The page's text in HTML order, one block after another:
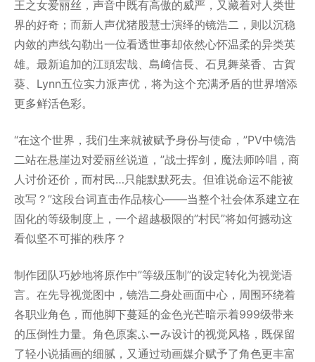
王之女爱丽丝，声音中既有高傲的威严，又藏着对人类世
界的好奇；而新人声优猪股慧士演绎的镜浩二，则以沉稳
内敛的声线勾勒出一位看透世事却依然心怀温柔的异类英
雄。最新追加的江頭宏哉、島﨑信長、石見舞菜香、古賀
葵、Lynn五位实力派声优，将为这个充满矛盾的世界增添
更多鲜活色彩。
“在这个世界，我们生来就被赋予身份与使命，”PV中镜浩
二站在悬崖边对爱丽丝说道，”战士挥剑，魔法师吟唱，商
人讨价还价，而村民…只能默默死去。但谁说命运不能被
改写？”这段台词直击作品核心——当整个社会体系建立在
固化的等级制度上，一个超越极限的”村民”将如何撼动这
看似坚不可摧的秩序？
制作团队巧妙地将原作中”等级压制”的设定转化为视觉语
言。在先导视觉图中，镜浩二身处画面中心，周围环绕着
各职业角色，而他脚下蔓延的金色光芒暗示着999级带来
的压倒性力量。角色原案ふーみ设计的视觉风格，既保留
了轻小说插画的细腻，又通过动画媒介赋予了角色更丰富